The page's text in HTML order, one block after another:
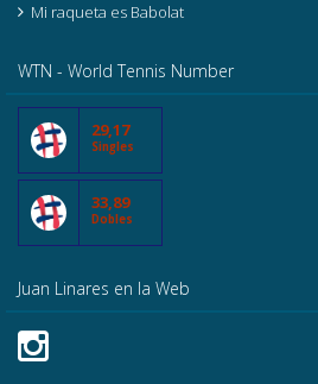
Mi raqueta es Babolat
WTN - World Tennis Number
29,17
Singles
33,89
Dobles
Juan Linares en la Web